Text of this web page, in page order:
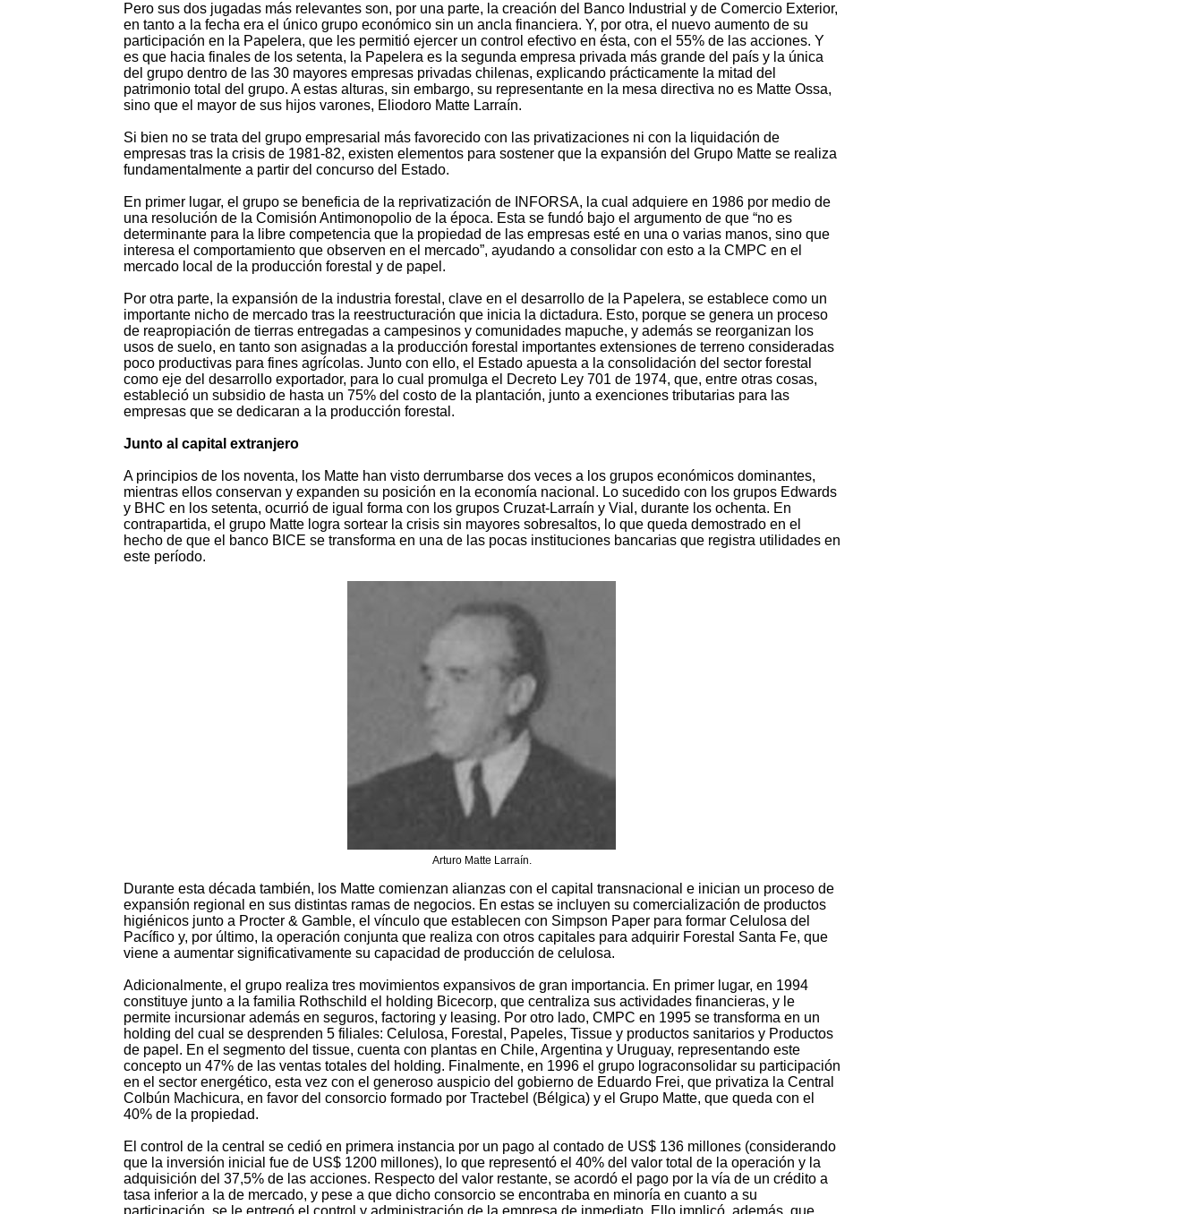
Pero sus dos jugadas más relevantes son, por una parte, la creación del Banco Industrial y de Comercio Exterior,
en tanto a la fecha era el único grupo económico sin un ancla financiera. Y, por otra, el nuevo aumento de su
participación en la Papelera, que les permitió ejercer un control efectivo en ésta, con el 55% de las acciones. Y
es que hacia finales de los setenta, la Papelera es la segunda empresa privada más grande del país y la única
del grupo dentro de las 30 mayores empresas privadas chilenas, explicando prácticamente la mitad del
patrimonio total del grupo. A estas alturas, sin embargo, su representante en la mesa directiva no es Matte Ossa,
sino que el mayor de sus hijos varones, Eliodoro Matte Larraín.
Si bien no se trata del grupo empresarial más favorecido con las privatizaciones ni con la liquidación de
empresas tras la crisis de 1981-82, existen elementos para sostener que la expansión del Grupo Matte se realiza
fundamentalmente a partir del concurso del Estado.
En primer lugar, el grupo se beneficia de la reprivatización de INFORSA, la cual adquiere en 1986 por medio de
una resolución de la Comisión Antimonopolio de la época. Esta se fundó bajo el argumento de que “no es
determinante para la libre competencia que la propiedad de las empresas esté en una o varias manos, sino que
interesa el comportamiento que observen en el mercado”, ayudando a consolidar con esto a la CMPC en el
mercado local de la producción forestal y de papel.
Por otra parte, la expansión de la industria forestal, clave en el desarrollo de la Papelera, se establece como un
importante nicho de mercado tras la reestructuración que inicia la dictadura. Esto, porque se genera un proceso
de reapropiación de tierras entregadas a campesinos y comunidades mapuche, y además se reorganizan los
usos de suelo, en tanto son asignadas a la producción forestal importantes extensiones de terreno consideradas
poco productivas para fines agrícolas. Junto con ello, el Estado apuesta a la consolidación del sector forestal
como eje del desarrollo exportador, para lo cual promulga el Decreto Ley 701 de 1974, que, entre otras cosas,
estableció un subsidio de hasta un 75% del costo de la plantación, junto a exenciones tributarias para las
empresas que se dedicaran a la producción forestal.
Junto al capital extranjero
A principios de los noventa, los Matte han visto derrumbarse dos veces a los grupos económicos dominantes,
mientras ellos conservan y expanden su posición en la economía nacional. Lo sucedido con los grupos Edwards
y BHC en los setenta, ocurrió de igual forma con los grupos Cruzat-Larraín y Vial, durante los ochenta. En
contrapartida, el grupo Matte logra sortear la crisis sin mayores sobresaltos, lo que queda demostrado en el
hecho de que el banco BICE se transforma en una de las pocas instituciones bancarias que registra utilidades en
este período.
Arturo Matte Larraín.
Durante esta década también, los Matte comienzan alianzas con el capital transnacional e inician un proceso de
expansión regional en sus distintas ramas de negocios. En estas se incluyen su comercialización de productos
higiénicos junto a Procter & Gamble, el vínculo que establecen con Simpson Paper para formar Celulosa del
Pacífico y, por último, la operación conjunta que realiza con otros capitales para adquirir Forestal Santa Fe, que
viene a aumentar significativamente su capacidad de producción de celulosa.
Adicionalmente, el grupo realiza tres movimientos expansivos de gran importancia. En primer lugar, en 1994
constituye junto a la familia Rothschild el holding Bicecorp, que centraliza sus actividades financieras, y le
permite incursionar además en seguros, factoring y leasing. Por otro lado, CMPC en 1995 se transforma en un
holding del cual se desprenden 5 filiales: Celulosa, Forestal, Papeles, Tissue y productos sanitarios y Productos
de papel. En el segmento del tissue, cuenta con plantas en Chile, Argentina y Uruguay, representando este
concepto un 47% de las ventas totales del holding. Finalmente, en 1996 el grupo lograconsolidar su participación
en el sector energético, esta vez con el generoso auspicio del gobierno de Eduardo Frei, que privatiza la Central
Colbún Machicura, en favor del consorcio formado por Tractebel (Bélgica) y el Grupo Matte, que queda con el
40% de la propiedad.
El control de la central se cedió en primera instancia por un pago al contado de US$ 136 millones (considerando
que la inversión inicial fue de US$ 1200 millones), lo que representó el 40% del valor total de la operación y la
adquisición del 37,5% de las acciones. Respecto del valor restante, se acordó el pago por la vía de un crédito a
tasa inferior a la de mercado, y pese a que dicho consorcio se encontraba en minoría en cuanto a su